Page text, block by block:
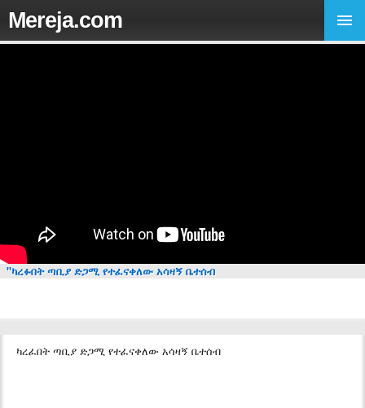
Mereja.com
"ካረፉበት ጣቢያ ድጋሚ የተፈናቀለው አሳዛኝ ቤተሰብ
ካረፈበት ጣቢያ ድጋሚ የተፈናቀለው አሳዛኝ ቤተሰብ